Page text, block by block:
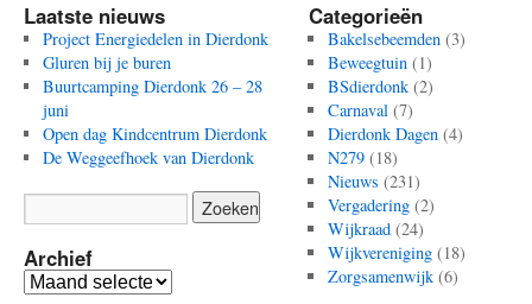
Laatste nieuws
Project Energiedelen in Dierdonk
Gluren bij je buren
Buurtcamping Dierdonk 26 – 28
juni
Open dag Kindcentrum Dierdonk
De Weggeefhoek van Dierdonk
Archief
Archief
Categorieën
Bakelsebeemden(3)
Beweegtuin(1)
BSdierdonk(2)
Carnaval(7)
Dierdonk Dagen(4)
N279(18)
Nieuws (231)
Vergadering(2)
Wijkraad(24)
Wijkvereniging(18)
Zorgsamenwijk(6)